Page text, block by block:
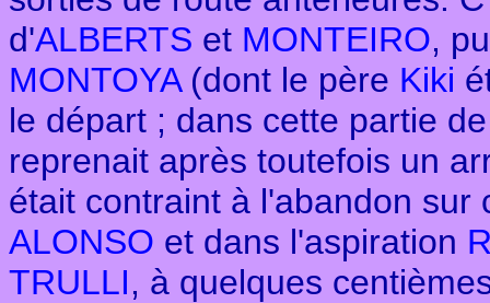
d'ALBERTS et MONTEIRO,
MONTOYA (dont le père Kiki
le départ ; dans cette partie
reprenait après toutefois un
était contraint à l'abandon sur
ALONSO et dans l'aspiration
TRULLI, à quelques